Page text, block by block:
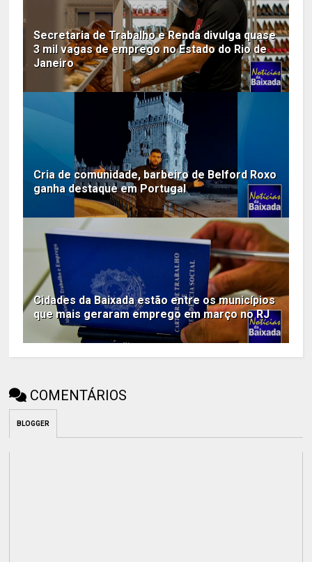
Secretaria de Trabalho e Renda divulga quase
3 mil vagas de emprego no Estado do Rio de
Janeiro
Cria de comunidade, barbeiro de Belford Roxo
ganha destaque em Portugal
Cidades da Baixada estão entre os municípios
que mais geraram emprego em março no RJ
COMENTÁRIOS
BLOGGER